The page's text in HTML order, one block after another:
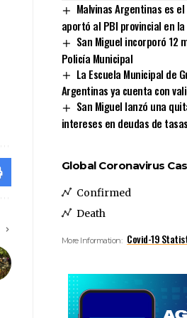
Malvinas Argentinas es
aportó al PBI provincial en
San Miguel incorporó 12
Policía Municipal
La Escuela Municipal de
Argentinas ya cuenta con
San Miguel lanzó una
intereses en deudas de
Global Coronavirus
Confirmed
Death
More Information: Covid-19